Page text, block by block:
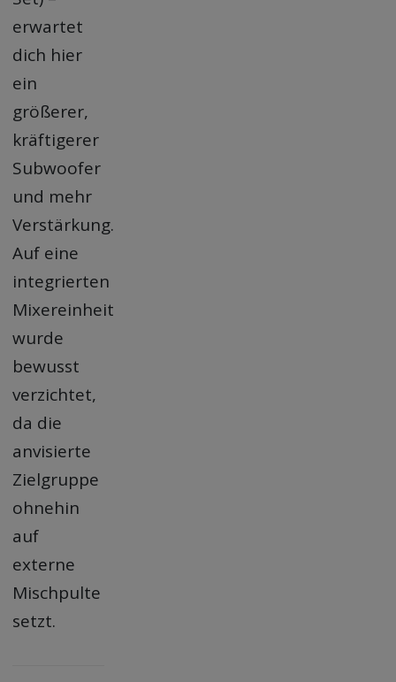
erwartet
dich hier
ein
größerer,
kräftigerer
Subwoofer
und mehr
Verstärkung.
Auf eine
integrierten
Mixereinheit
wurde
bewusst
verzichtet,
da die
anvisierte
Zielgruppe
ohnehin
auf
externe
Mischpulte
setzt.